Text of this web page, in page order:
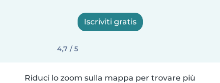
Iscriviti gratis
4,7 / 5
Riduci lo zoom sulla mappa per trovare più